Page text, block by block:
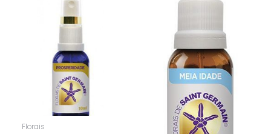
Florais